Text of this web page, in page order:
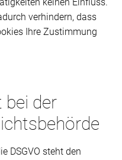
keinen Einfluss.
verhindern, dass
Ihre Zustimmung
bei der
DSGVO steht den